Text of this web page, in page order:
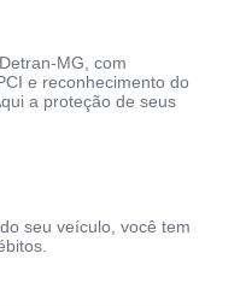
MG, com
e reconhecimento do
a proteção de seus
seu veículo, você tem